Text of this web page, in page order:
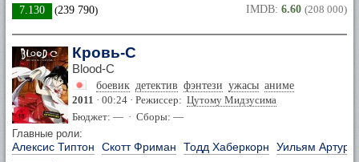
7.130 (239 790) IMDB: 6.60 (208 000)
Кровь-С
Blood-C
боевик детектив фэнтези ужасы аниме
2011 · 00:24 · Режиссер: Цутому Мидзусима
Бюджет: — · Сборы: —
Главные роли:
Алексис Типтон Скотт Фриман Тодд Хаберкорн Уильям Артур